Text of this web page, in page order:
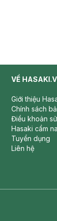
miễn phí
VỀ
Giới thiệu
Chính sách
Điều khoản
Hasaki cẩm
Tuyển dụng
Liên hệ